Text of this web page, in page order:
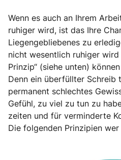
Wenn es auch an Ihrem
ruhiger wird, ist das Ihre
Liegengebliebenes zu
nicht wesentlich ruhiger wird
Prinzip“ (siehe unten)
Denn ein überfüllter Schreib
permanent schlechtes
Gefühl, zu viel zu tun zu
zeiten und für verminderte
Die folgenden Prinzipien